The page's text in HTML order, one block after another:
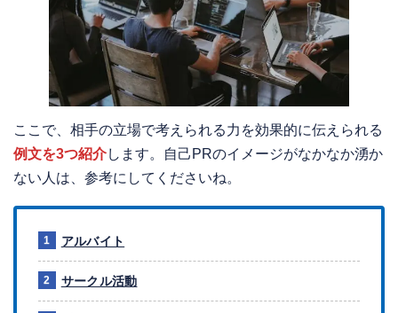
ここで、相手の立場で考えられる力を効果的に伝えられる
例文を3つ紹介します。自己PRのイメージがなかなか湧か
ない人は、参考にしてくださいね。
アルバイト
サークル活動